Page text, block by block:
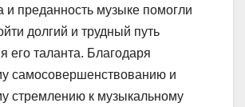
и преданность музыке помогли
долгий и трудный путь
его таланта. Благодаря
самосовершенствованию и
стремлению к музыкальному